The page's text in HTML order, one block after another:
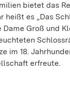
bietet das
heißt es „Das
Dame Groß und
im 18.
erfreute.